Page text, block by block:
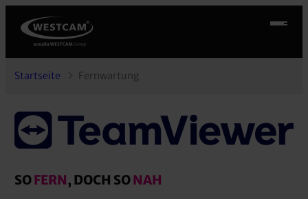
Inhalt
springen
Startseite Fernwartung
SOFERN, DOCH SONAH